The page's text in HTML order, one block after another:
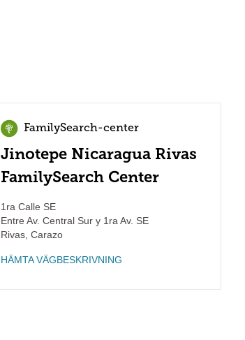
FamilySearch-center
Jinotepe Nicaragua Rivas
FamilySearch Center
1ra Calle SE
Entre Av. Central Sur y 1ra Av. SE
Rivas Carazo
HÄMTA VÄGBESKRIVNING